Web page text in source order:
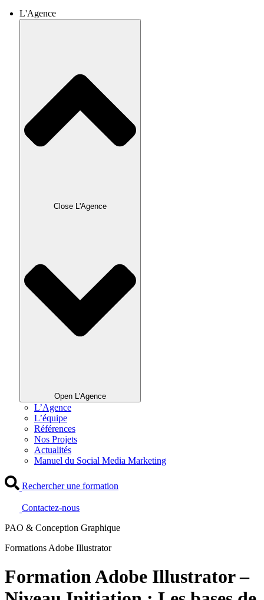
L'Agence
Close L'Agence
Open L'Agence
L’Agence
L’équipe
Références
Nos Projets
Actualités
Manuel du Social Media Marketing
Rechercher une formation
Contactez-nous
PAO & Conception Graphique
Formations Adobe Illustrator
Formation Adobe Illustrator –